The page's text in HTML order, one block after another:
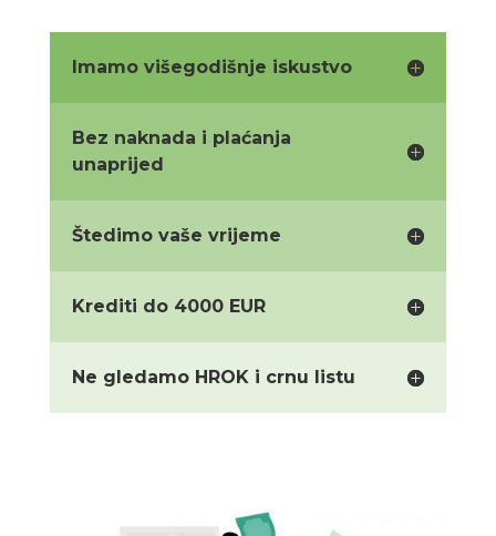
Imamo višegodišnje iskustvo
Bez naknada i plaćanja
unaprijed
Štedimo vaše vrijeme
Krediti do 4000 EUR
Ne gledamo HROK i crnu listu